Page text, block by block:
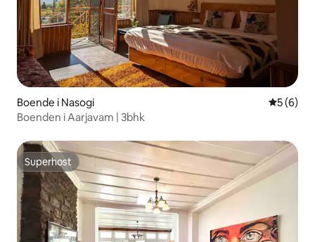
Boende i Nasogi 5 av 5 i
5 (6)
Boenden i Aarjavam | 3bhk
Superhost
Superhost